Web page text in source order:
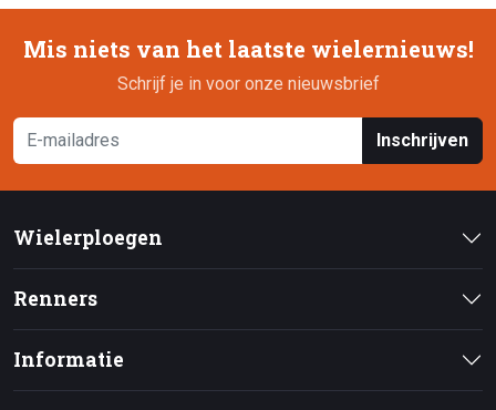
Mis niets van het laatste wielernieuws!
Schrijf je in voor onze nieuwsbrief
Inschrijven
Wielerploegen
Renners
Informatie